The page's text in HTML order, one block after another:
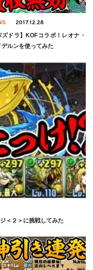
2017.12.28
ズドラ】KOFコラボ！レオナ・
デルンを使ってみた
＜２＞に挑戦してみた